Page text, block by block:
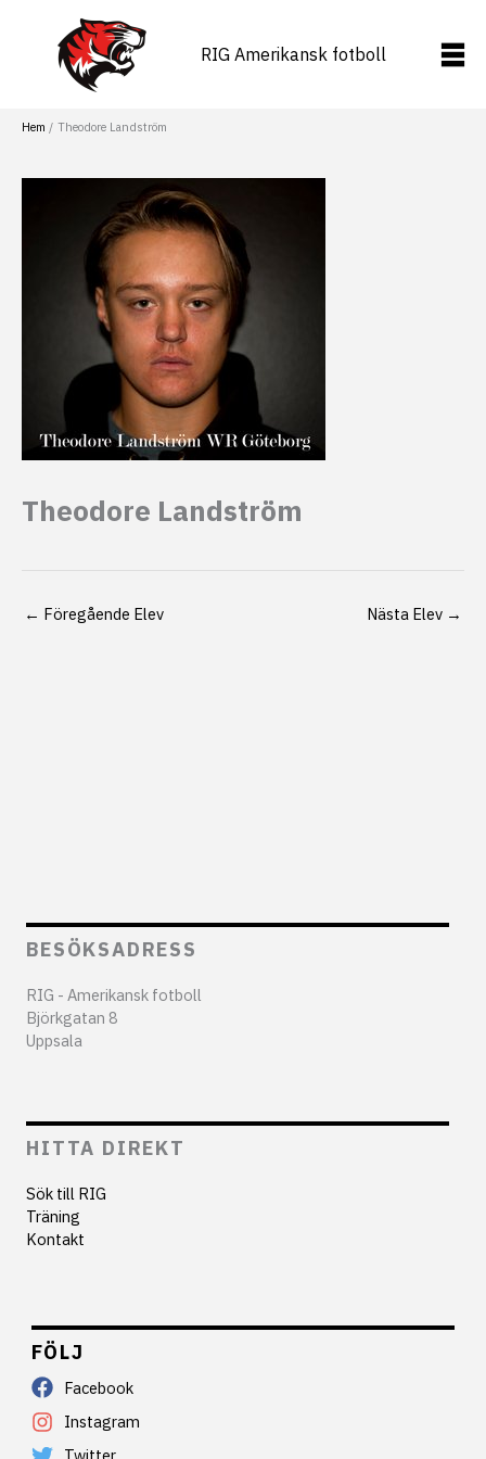
RIG Amerikansk fotboll
Hem Theodore Landström
Theodore Landström
← Föregående Elev Nästa Elev →
BESÖKSADRESS
RIG - Amerikansk fotboll
Björkgatan 8
Uppsala
HITTA DIREKT
Sök till RIG
Träning
Kontakt
FÖLJ
Facebook
Instagram